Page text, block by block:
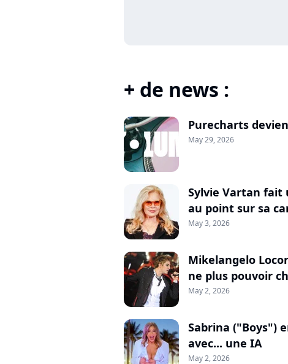
+ de news :
Purecharts
May 29, 2026
Sylvie Vartan fait
au point sur sa
May 3, 2026
Mikelangelo
ne plus pouvoir
May 2, 2026
Sabrina ("Boys")
avec... une IA
May 2, 2026